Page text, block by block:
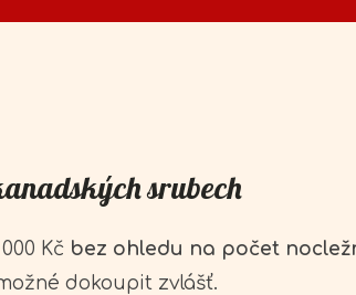
srubech
Kč bez ohledu na počet
dokoupit zvlášť.